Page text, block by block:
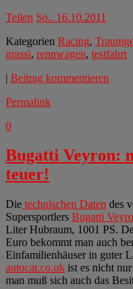
Teilen So.. 16.10.2011
Kategorien Racing,
grassi, rennwagen, testfahrt
| Beitrag kommentieren
Permalink
0
Bugatti Veyron:
teuer!
Die technischen Daten des
Supersportlers Bugatti
Liter Hubraum, 1001 PS.
Euro bekommt man auch
Einfamilienhäuser in guter
autocar.co.uk ist es nicht
man muß sich auch das